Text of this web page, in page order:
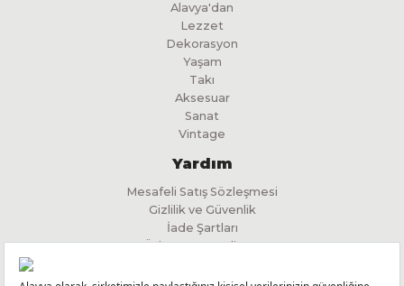
Alavya'dan
Lezzet
Dekorasyon
Yaşam
Takı
Aksesuar
Sanat
Vintage
Yardım
Mesafeli Satış Sözleşmesi
Gizlilik ve Güvenlik
İade Şartları
Ödeme ve Teslimat
KVKK Aydınlatma Metni